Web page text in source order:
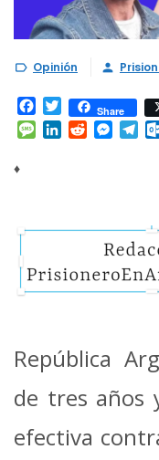
 Opinión 
Facebook
TwitterShare
Message
LinkedInReddit
♦
República
de tres años
efectiva